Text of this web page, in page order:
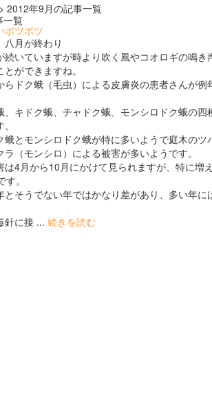
> 2012年9月の記事一覧
一覧
ポツポツ
八月が終わり
続いていますが時より吹く風やコオロギの鳴
ができますね。
らドク蛾（毛虫）による皮膚炎の患者さんが
、キドク蛾、チャドク蛾、モンシロドク蛾の
蛾とモンシロドク蛾が特に多いようで庭木のツ
（モンシロ）による被害が多いようです。
は4月から10月にかけて見られますが、特に増
。
とそうでない年ではかなり差があり、多い年
針に接 ... 続きを読む